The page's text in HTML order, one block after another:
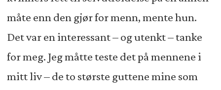
måte enn den gjør for menn, mente hun.
Det var en interessant – og utenkt – tanke
for meg. Jeg måtte teste det på mennene i
mitt liv – de to største guttene mine som